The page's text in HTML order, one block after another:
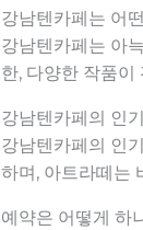
강남텐카페는 어
강남텐카페는 아
한, 다양한 작품이
강남텐카페의 인
강남텐카페의 인
하며, 아트라떼는
예약은 어떻게 하